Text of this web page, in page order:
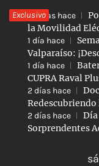
Saltar
contenido
Exclusivo
7 horas hace
la Movilidad
1 día hace
Valparaíso:
1 día hace
CUPRA Raval
2 días hace
Redescubriendo
2 días hace
Sorprendentes